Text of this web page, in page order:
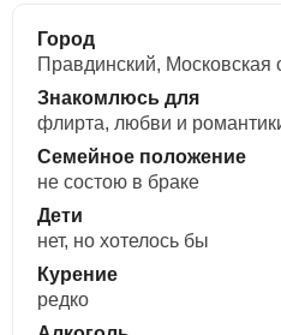
Город
Правдинский, Московская
Знакомлюсь для
флирта, любви и
Семейное положение
не состою в браке
Дети
нет, но хотелось бы
Курение
редко